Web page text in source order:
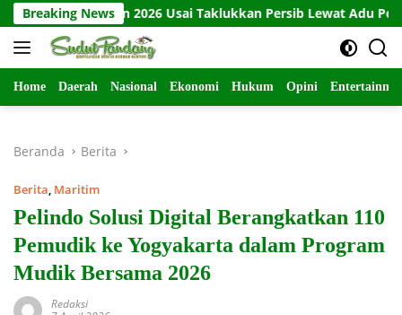
Langsung
ke
konten
Breaking News
Presiden 2026 Usai Taklukkan Persib Lewat Adu Penalti
Home Daerah Nasional Ekonomi Hukum Opini
Beranda Berita
Berita, Maritim
Pelindo Solusi Digital Berangkatkan 110
Pemudik ke Yogyakarta dalam Program
Mudik Bersama 2026
Redaksi